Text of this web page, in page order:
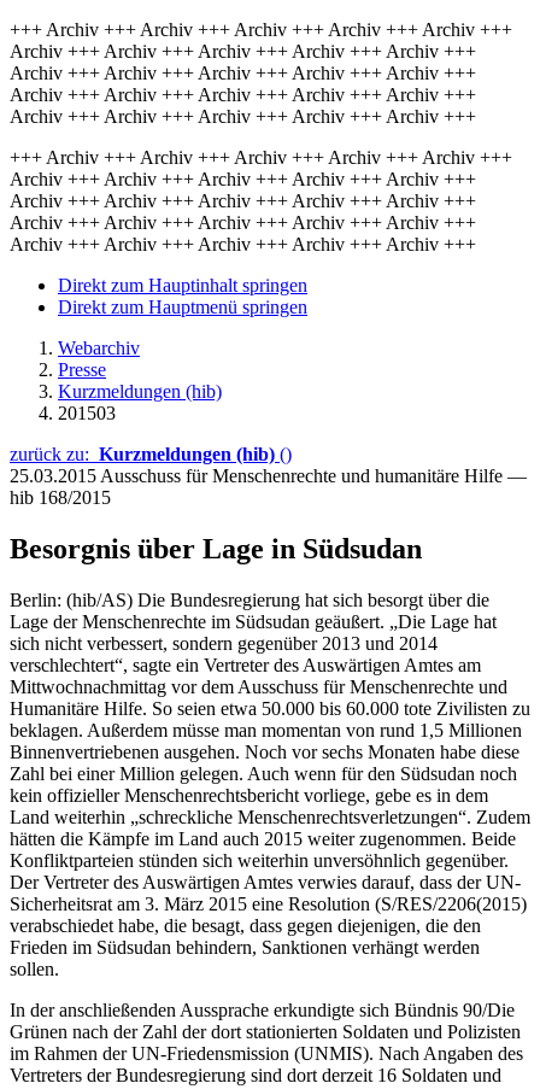
+++ Archiv +++ Archiv +++ Archiv +++ Archiv +++ Archiv +++
Archiv +++ Archiv +++ Archiv +++ Archiv +++ Archiv +++
Archiv +++ Archiv +++ Archiv +++ Archiv +++ Archiv +++
Archiv +++ Archiv +++ Archiv +++ Archiv +++ Archiv +++
Archiv +++ Archiv +++ Archiv +++ Archiv +++ Archiv +++
+++ Archiv +++ Archiv +++ Archiv +++ Archiv +++ Archiv +++
Archiv +++ Archiv +++ Archiv +++ Archiv +++ Archiv +++
Archiv +++ Archiv +++ Archiv +++ Archiv +++ Archiv +++
Archiv +++ Archiv +++ Archiv +++ Archiv +++ Archiv +++
Archiv +++ Archiv +++ Archiv +++ Archiv +++ Archiv +++
Direkt zum Hauptinhalt springen
Direkt zum Hauptmenü springen
Webarchiv
Presse
Kurzmeldungen (hib)
201503
zurück zu: Kurzmeldungen (hib) ()
25.03.2015 Ausschuss für Menschenrechte und humanitäre Hilfe —
hib 168/2015
Besorgnis über Lage in Südsudan
Berlin: (hib/AS) Die Bundesregierung hat sich besorgt über die
Lage der Menschenrechte im Südsudan geäußert. „Die Lage hat
sich nicht verbessert, sondern gegenüber 2013 und 2014
verschlechtert“, sagte ein Vertreter des Auswärtigen Amtes am
Mittwochnachmittag vor dem Ausschuss für Menschenrechte und
Humanitäre Hilfe. So seien etwa 50.000 bis 60.000 tote Zivilisten zu
beklagen. Außerdem müsse man momentan von rund 1,5 Millionen
Binnenvertriebenen ausgehen. Noch vor sechs Monaten habe diese
Zahl bei einer Million gelegen. Auch wenn für den Südsudan noch
kein offizieller Menschenrechtsbericht vorliege, gebe es in dem
Land weiterhin „schreckliche Menschenrechtsverletzungen“. Zudem
hätten die Kämpfe im Land auch 2015 weiter zugenommen. Beide
Konfliktparteien stünden sich weiterhin unversöhnlich gegenüber.
Der Vertreter des Auswärtigen Amtes verwies darauf, dass der UN-
Sicherheitsrat am 3. März 2015 eine Resolution (S/RES/2206(2015)
verabschiedet habe, die besagt, dass gegen diejenigen, die den
Frieden im Südsudan behindern, Sanktionen verhängt werden
sollen.
In der anschließenden Aussprache erkundigte sich Bündnis 90/Die
Grünen nach der Zahl der dort stationierten Soldaten und Polizisten
im Rahmen der UN-Friedensmission (UNMIS). Nach Angaben des
Vertreters der Bundesregierung sind dort derzeit 16 Soldaten und